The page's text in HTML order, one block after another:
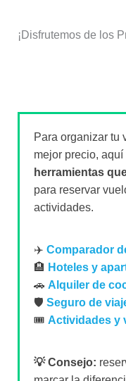
¡Disfrutemos de los
Para organizar tu
mejor precio,
herramientas
para reservar
actividades.
✈️ Comparador
🏨 Hoteles y
🚗 Alquiler de
🛡️ Seguro de
🎟️ Actividades y
💡 Consejo: